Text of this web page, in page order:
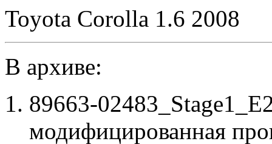
Toyota Corolla 1.6 2008
В архиве:
89663-
модифицированная